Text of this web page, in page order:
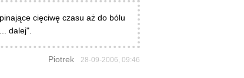
cięciwę czasu aż do bólu
dalej".
Piotrek 28-09-2006, 09:46